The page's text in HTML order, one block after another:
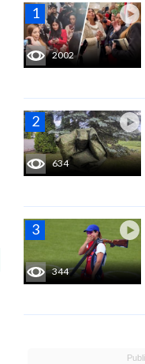
2002
634
344